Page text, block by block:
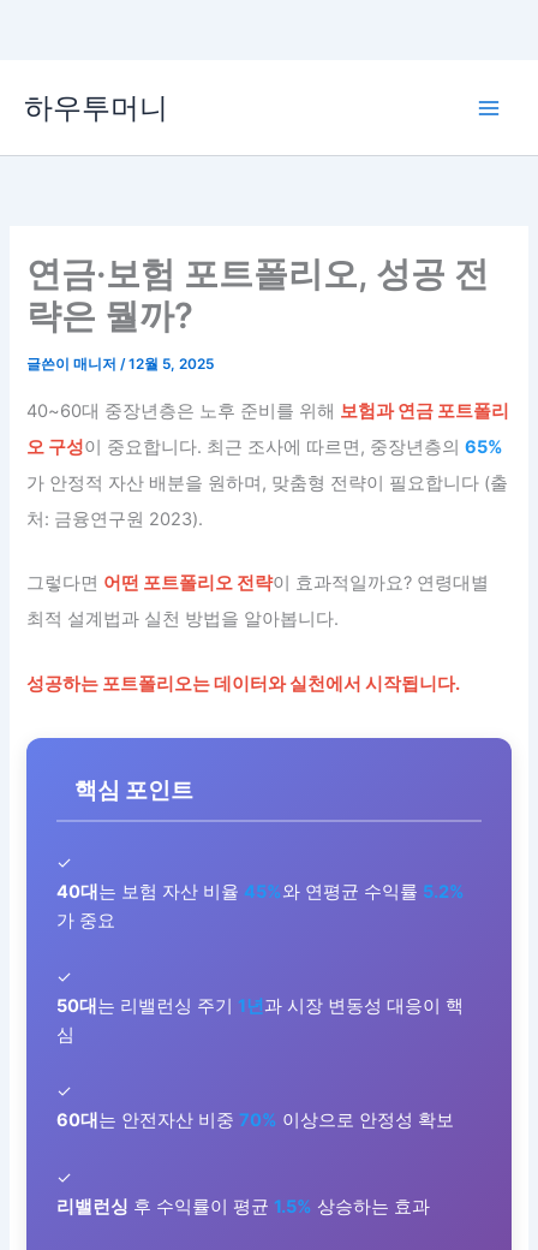
로
하우투머니
연금·보험 포트폴리오, 성공 전
략은 뭘까?
글쓴이매니저/12월 5, 2025
40~60대 중장년층은 노후 준비를 위해 보험과 연금 포트폴리
오 구성이 중요합니다. 최근 조사에 따르면, 중장년층의65%
가 안정적 자산 배분을 원하며, 맞춤형 전략이 필요합니다 (출
처: 금융연구원 2023).
그렇다면 어떤 포트폴리오 전략이 효과적일까요? 연령대별
최적 설계법과 실천 방법을 알아봅니다.
성공하는 포트폴리오는 데이터와 실천에서 시작됩니다.
핵심 포인트
✓
40대는 보험 자산 비율45%와 연평균 수익률 5.2%
가 중요
✓
50대는 리밸런싱 주기 1년과 시장 변동성 대응이 핵
심
✓
60대는 안전자산 비중70% 이상으로 안정성 확보
✓
리밸런싱 후 수익률이 평균 1.5% 상승하는 효과